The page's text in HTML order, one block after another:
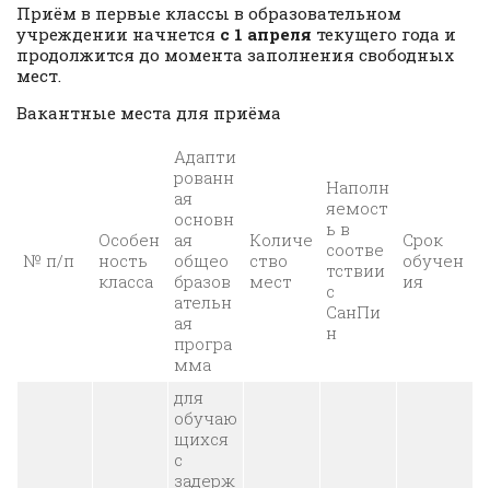
Приём в первые классы в образовательном
учреждении начнется с 1 апреля текущего года и
продолжится до момента заполнения свободных
мест.
Вакантные места для приёма
№ п/п
Особен
ность
класса
Адапти
рованн
ая
основн
ая
общео
бразов
ательн
ая
програ
мма
Количе
ство
мест
Наполн
яемост
ь в
соотве
тствии
с
СанПи
н
Срок
обучен
ия
для
обучаю
щихся
с
задерж